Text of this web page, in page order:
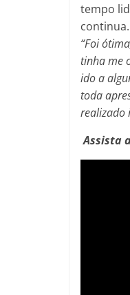
tempo
“Foi
tinha me
ido a
toda
realizado
Assista